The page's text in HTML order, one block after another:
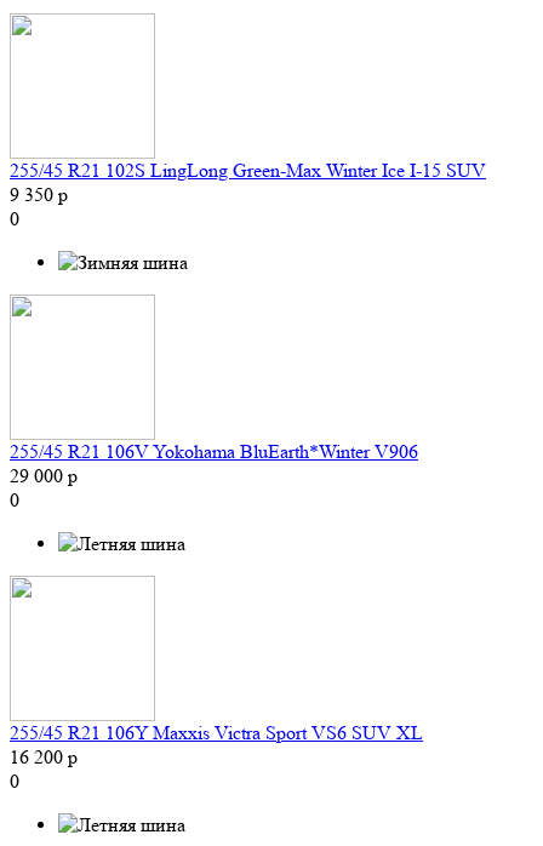
255/45 R21 102S LingLong Green-Max Winter Ice I-15 SUV
9 350 р
0
255/45 R21 106V Yokohama BluEarth*Winter V906
29 000 р
0
255/45 R21 106Y Maxxis Victra Sport VS6 SUV XL
16 200 р
0